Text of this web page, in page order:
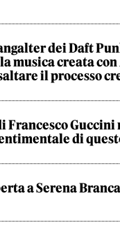
dei Daft
musica creata con
il processo
Francesco Guccini
di
a Serena